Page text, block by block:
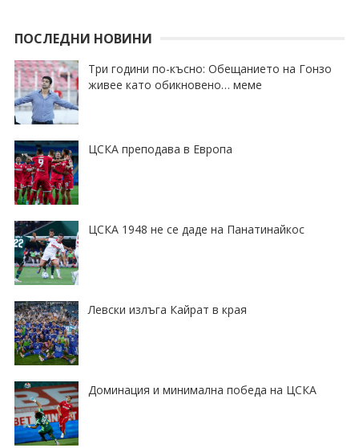
ПОСЛЕДНИ НОВИНИ
Три години по-късно: Обещанието на Гонзо
живее като обикновено… меме
ЦСКА преподава в Европа
ЦСКА 1948 не се даде на Панатинайкос
Левски излъга Кайрат в края
Доминация и минимална победа на ЦСКА